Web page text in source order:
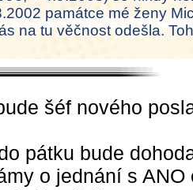
památce mé ženy
na tu věčnost odešla.
šéf nového
pátku bude
o jednání s ANO